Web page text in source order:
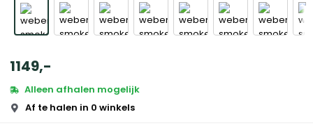
1149,-
Alleen afhalen mogelijk
Af te halen in 0 winkels